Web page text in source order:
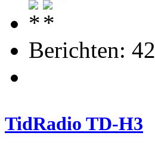
Berichten: 42
TidRadio TD-H3